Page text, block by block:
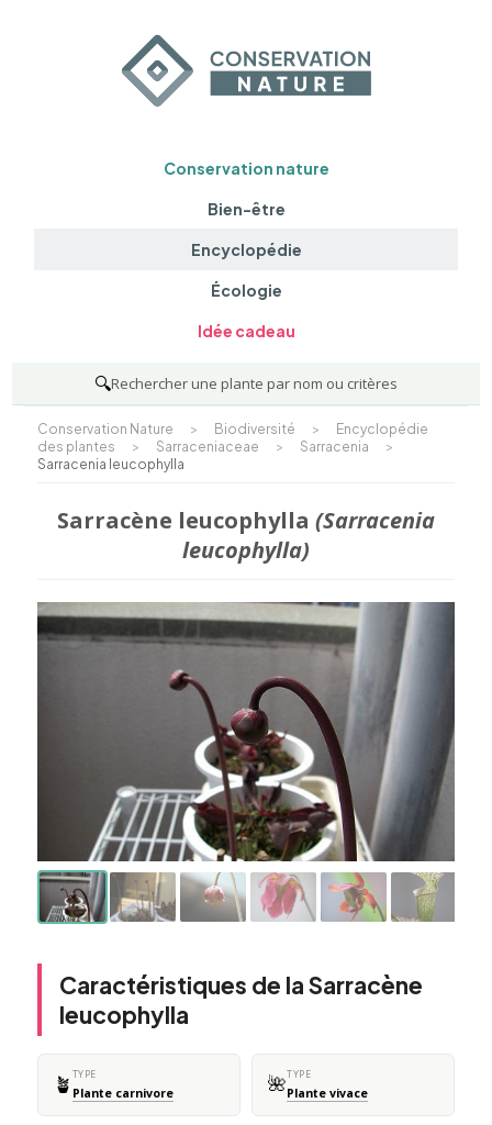
Conservation nature
Bien-être
Encyclopédie
Écologie
Idée cadeau
🔍Rechercher une plante par nom ou critères
Conservation Nature > Biodiversité >
Encyclopédie
des plantes
> Sarraceniaceae > Sarracenia
>
Sarracenia leucophylla
Sarracène leucophylla (Sarracenia
leucophylla)
Caractéristiques de la Sarracène
leucophylla
🪴 TYPE
Plante carnivore 🌺TYPE
Plante vivace